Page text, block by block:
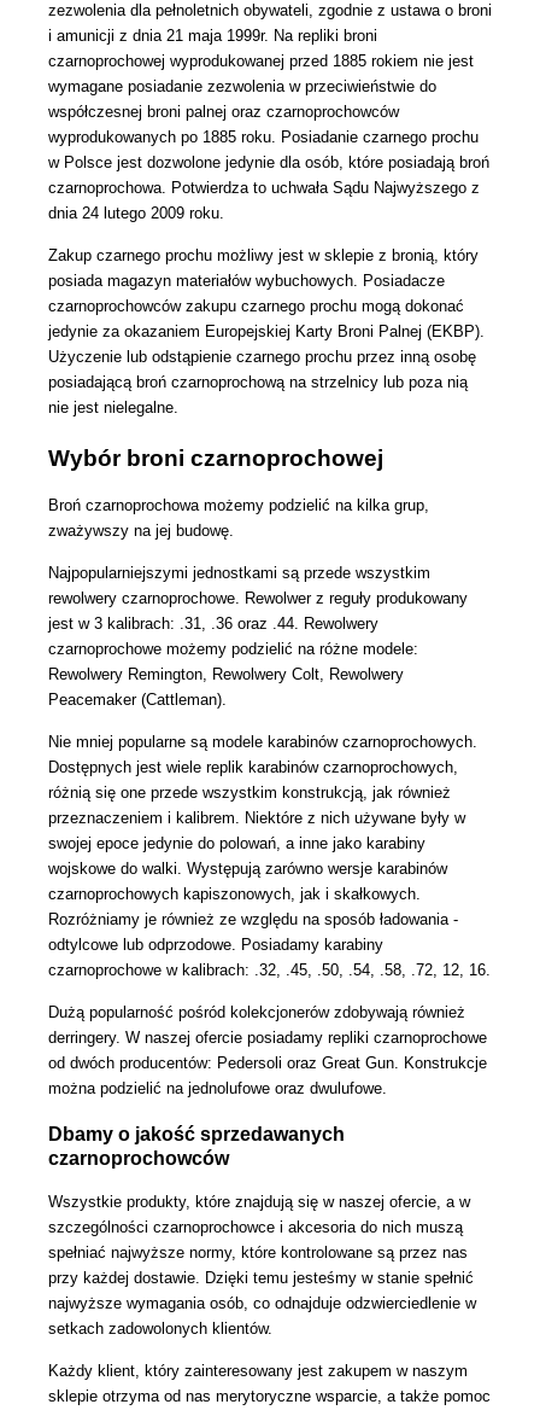
zezwolenia dla pełnoletnich obywateli, zgodnie z ustawa o broni
i amunicji z dnia 21 maja 1999r. Na repliki broni
czarnoprochowej wyprodukowanej przed 1885 rokiem nie jest
wymagane posiadanie zezwolenia w przeciwieństwie do
współczesnej broni palnej oraz czarnoprochowców
wyprodukowanych po 1885 roku. Posiadanie czarnego prochu
w Polsce jest dozwolone jedynie dla osób, które posiadają broń
czarnoprochowa. Potwierdza to uchwała Sądu Najwyższego z
dnia 24 lutego 2009 roku.
Zakup czarnego prochu możliwy jest w sklepie z bronią, który
posiada magazyn materiałów wybuchowych. Posiadacze
czarnoprochowców zakupu czarnego prochu mogą dokonać
jedynie za okazaniem Europejskiej Karty Broni Palnej (EKBP).
Użyczenie lub odstąpienie czarnego prochu przez inną osobę
posiadającą broń czarnoprochową na strzelnicy lub poza nią
nie jest nielegalne.
Wybór broni czarnoprochowej
Broń czarnoprochowa możemy podzielić na kilka grup,
zważywszy na jej budowę.
Najpopularniejszymi jednostkami są przede wszystkim
rewolwery czarnoprochowe. Rewolwer z reguły produkowany
jest w 3 kalibrach: .31, .36 oraz .44. Rewolwery
czarnoprochowe możemy podzielić na różne modele:
Rewolwery Remington, Rewolwery Colt, Rewolwery
Peacemaker (Cattleman).
Nie mniej popularne są modele karabinów czarnoprochowych.
Dostępnych jest wiele replik karabinów czarnoprochowych,
różnią się one przede wszystkim konstrukcją, jak również
przeznaczeniem i kalibrem. Niektóre z nich używane były w
swojej epoce jedynie do polowań, a inne jako karabiny
wojskowe do walki. Występują zarówno wersje karabinów
czarnoprochowych kapiszonowych, jak i skałkowych.
Rozróżniamy je również ze względu na sposób ładowania -
odtylcowe lub odprzodowe. Posiadamy karabiny
czarnoprochowe w kalibrach: .32, .45, .50, .54, .58, .72, 12, 16.
Dużą popularność pośród kolekcjonerów zdobywają również
derringery. W naszej ofercie posiadamy repliki czarnoprochowe
od dwóch producentów: Pedersoli oraz Great Gun. Konstrukcje
można podzielić na jednolufowe oraz dwulufowe.
Dbamy o jakość sprzedawanych
czarnoprochowców
Wszystkie produkty, które znajdują się w naszej ofercie, a w
szczególności czarnoprochowce i akcesoria do nich muszą
spełniać najwyższe normy, które kontrolowane są przez nas
przy każdej dostawie. Dzięki temu jesteśmy w stanie spełnić
najwyższe wymagania osób, co odnajduje odzwierciedlenie w
setkach zadowolonych klientów.
Każdy klient, który zainteresowany jest zakupem w naszym
sklepie otrzyma od nas merytoryczne wsparcie, a także pomoc